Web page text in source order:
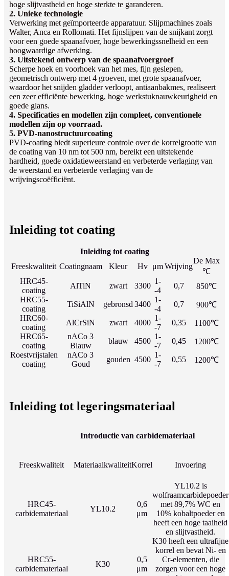
hoge slijtvastheid en hoge sterkte te garanderen.
2. Unieke technologie
Verwerking met geïmporteerde apparatuur. Slijpmachines zoals
Walter, Anca en Rollomati. Het fijnslijpen van de snijkant zorgt
voor een goede spaanafvoer, hoge bewerkingssnelheid en een
hoogwaardige afwerking.
3. Uitstekend ontwerp van de spaanafvoergroef
Scherpe hoek en voorhoek van het mes, fijn geslepen,
geometrisch ontwerp met 4 groeven, met grote spaanafvoer,
waardoor het snijden gladder verloopt, antiaanbakmes, realiseert
een zeer efficiënte bewerking, hoge werkstuknauwkeurigheid en
goede glans.
4. Specificaties en modellen zijn compleet, conventionele
modellen zijn op voorraad.
5. PVD-nanostructuurcoating
PVD-coating biedt superieure controle over de korrelgrootte van
de coating van 10 nm tot 500 nm, bereikt een uitstekende
hardheid, goede oxidatieweerstand en verbeterde verlaging van
de weerstand en verbeterde verlaging van de
wrijvingscoëfficiënt.
Inleiding tot coating
Inleiding tot coating
Freeskwaliteit Coatingnaam Kleur Hv μmWrijving
De Max
℃
HRC45-
coating
AlTiN zwart 3300
1-
-4
0,7
850℃
HRC55-
coating
TiSiAlN gebronsd 3400
1-
-4
0,7
900℃
HRC60-
coating
AlCrSiN zwart 4000
1-
-7
0,35
1100℃
HRC65-
coating
nACo 3
Blauw
blauw 4500
1-
-7
0,45
1200℃
Roestvrijstalen
coating
nACo 3
Goud
gouden 4500
1-
-7
0,55 1200℃
Inleiding tot legeringsmateriaal
Introductie van carbidemateriaal
Freeskwaliteit MateriaalkwaliteitKorrel Invoering
HRC45-
carbidemateriaal
YL10.2
0,6
μm
YL10.2 is
wolfraamcarbidepoeder
met 89,7% WC en
10% kobaltpoeder en
heeft een hoge taaiheid
en slijtvastheid.
HRC55-
carbidemateriaal
K30
0,5
μm
K30 heeft een ultrafijne
korrel en bevat Ni- en
Cr-elementen, die
zorgen voor een hoge